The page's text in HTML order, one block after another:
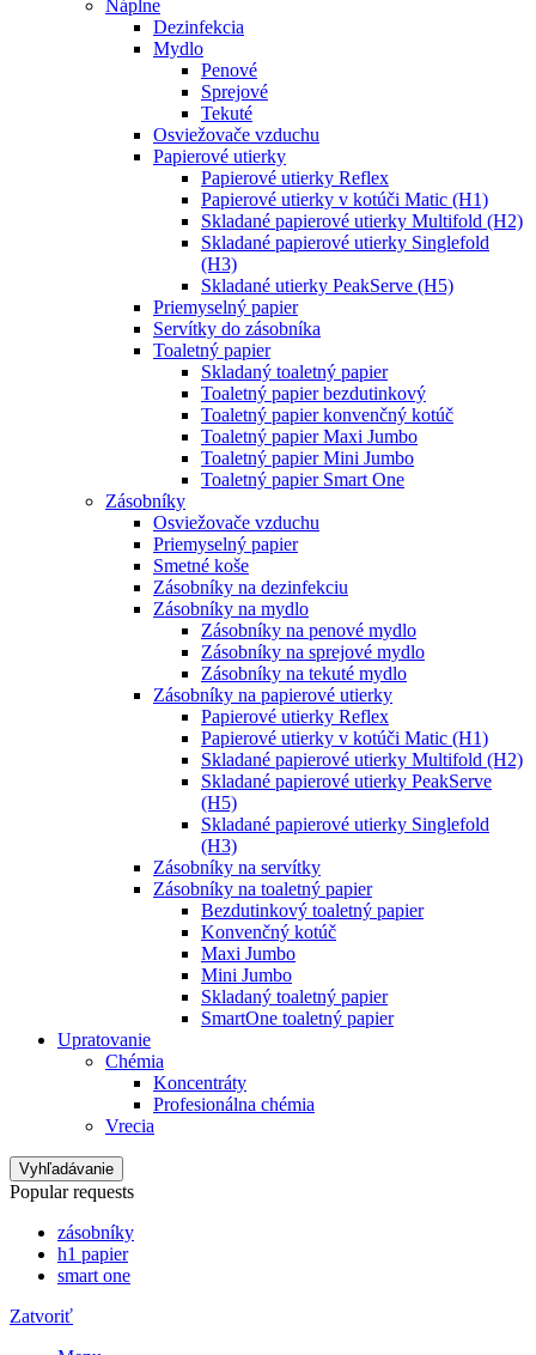
Náplne
Dezinfekcia
Mydlo
Penové
Sprejové
Tekuté
Osviežovače vzduchu
Papierové utierky
Papierové utierky Reflex
Papierové utierky v kotúči Matic (H1)
Skladané papierové utierky Multifold (H2)
Skladané papierové utierky Singlefold
(H3)
Skladané utierky PeakServe (H5)
Priemyselný papier
Servítky do zásobníka
Toaletný papier
Skladaný toaletný papier
Toaletný papier bezdutinkový
Toaletný papier konvenčný kotúč
Toaletný papier Maxi Jumbo
Toaletný papier Mini Jumbo
Toaletný papier Smart One
Zásobníky
Osviežovače vzduchu
Priemyselný papier
Smetné koše
Zásobníky na dezinfekciu
Zásobníky na mydlo
Zásobníky na penové mydlo
Zásobníky na sprejové mydlo
Zásobníky na tekuté mydlo
Zásobníky na papierové utierky
Papierové utierky Reflex
Papierové utierky v kotúči Matic (H1)
Skladané papierové utierky Multifold (H2)
Skladané papierové utierky PeakServe
(H5)
Skladané papierové utierky Singlefold
(H3)
Zásobníky na servítky
Zásobníky na toaletný papier
Bezdutinkový toaletný papier
Konvenčný kotúč
Maxi Jumbo
Mini Jumbo
Skladaný toaletný papier
SmartOne toaletný papier
Upratovanie
Chémia
Koncentráty
Profesionálna chémia
Vrecia
Vyhľadávanie
Popular requests
zásobníky
h1 papier
smart one
Zatvoriť